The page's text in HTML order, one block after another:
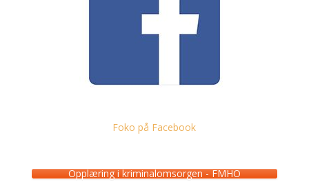
Foko på Facebook
Opplæring i kriminalomsorgen - FMHO